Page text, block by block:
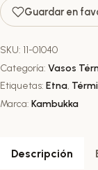
Guardar en
SKU: 11-01040
Categoría: Vasos
Etiquetas: Etna,
Marca: Kambukka
Descripción